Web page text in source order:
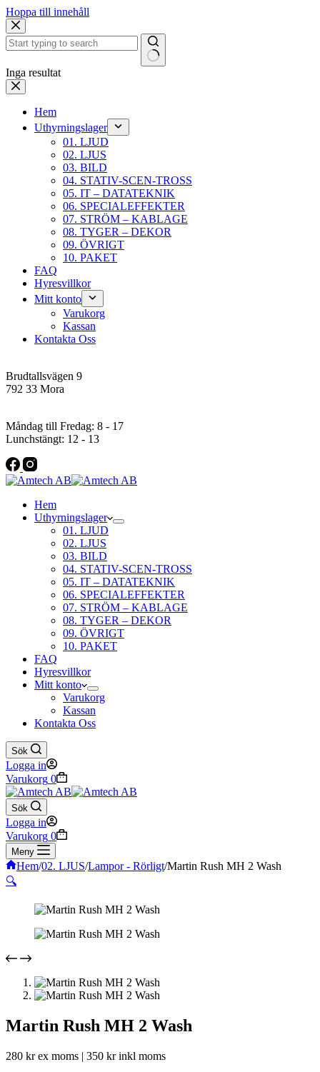
Hoppa till innehåll
Inga resultat
Hem
Uthyrningslager
01. LJUD
02. LJUS
03. BILD
04. STATIV-SCEN-TROSS
05. IT – DATATEKNIK
06. SPECIALEFFEKTER
07. STRÖM – KABLAGE
08. TYGER – DEKOR
09. ÖVRIGT
10. PAKET
FAQ
Hyresvillkor
Mitt konto
Varukorg
Kassan
Kontakta Oss
Brudtallsvägen 9
792 33 Mora
Måndag till Fredag: 8 - 17
Lunchstängt: 12 - 13
Hem
Uthyrningslager
01. LJUD
02. LJUS
03. BILD
04. STATIV-SCEN-TROSS
05. IT – DATATEKNIK
06. SPECIALEFFEKTER
07. STRÖM – KABLAGE
08. TYGER – DEKOR
09. ÖVRIGT
10. PAKET
FAQ
Hyresvillkor
Mitt konto
Varukorg
Kassan
Kontakta Oss
Sök
Logga in
Varukorg 0
Sök
Logga in
Varukorg 0
Meny
Hem/02. LJUS/Lampor - Rörligt/Martin Rush MH 2 Wash
🔍
Martin Rush MH 2 Wash
280 krex moms | 350 krinkl moms